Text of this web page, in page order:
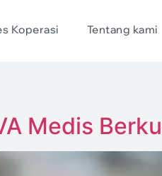
Koperasi Tentang kami
Medis